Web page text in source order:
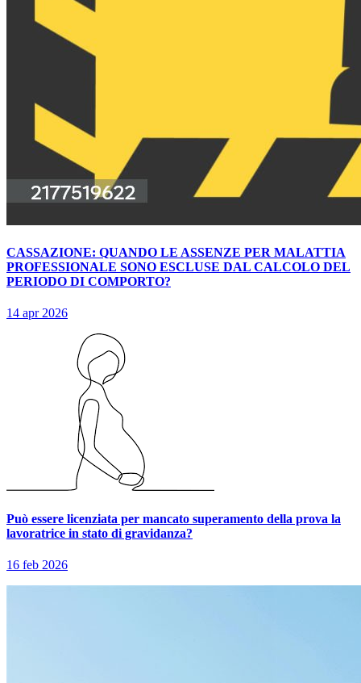
CASSAZIONE: QUANDO LE ASSENZE PER MALATTIA
PROFESSIONALE SONO ESCLUSE DAL CALCOLO DEL
PERIODO DI COMPORTO?
14 apr 2026
Può essere licenziata per mancato superamento della prova la
lavoratrice in stato di gravidanza?
16 feb 2026